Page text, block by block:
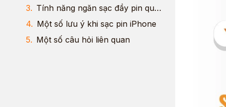
Tính năng ngăn sạc đầy pin qua đêm trên iPhone
Một số lưu ý khi sạc pin iPhone
Một số câu hỏi liên quan